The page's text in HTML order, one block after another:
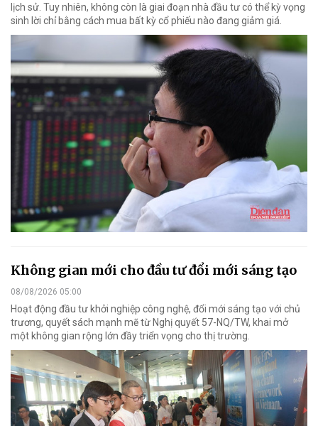
lịch sử. Tuy nhiên, không còn là giai đoạn nhà đầu tư có thể kỳ vọng
sinh lời chỉ bằng cách mua bất kỳ cổ phiếu nào đang giảm giá.
Không gian mới cho đầu tư đổi mới sáng tạo
08/08/2026 05:00
Hoạt động đầu tư khởi nghiệp công nghệ, đổi mới sáng tạo với chủ
trương, quyết sách mạnh mẽ từ Nghị quyết 57-NQ/TW, khai mở
một không gian rộng lớn đầy triển vọng cho thị trường.